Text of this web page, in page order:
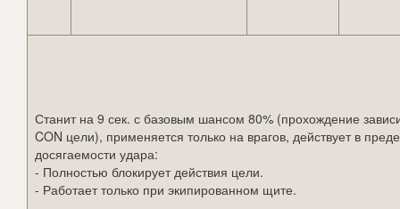
Станит на 9 сек. с базовым шансом 80% (прохождение
CON цели), применяется только на врагов, действует в
досягаемости удара:
- Полностью блокирует действия цели.
- Работает только при экипированном щите.